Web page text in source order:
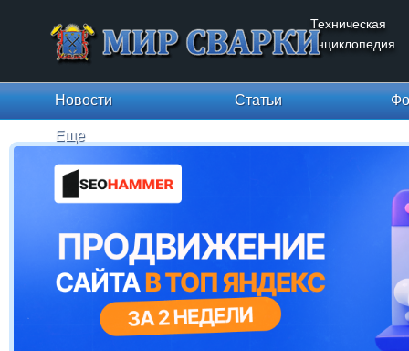
Техническая
энциклопедия
Новости Статьи
Еще